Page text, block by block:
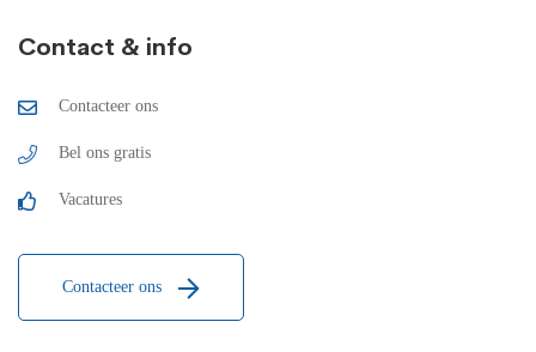
Contact & info
Contacteer ons
Bel ons gratis
Vacatures
Contacteer ons